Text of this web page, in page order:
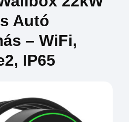
Autó
– WiFi,
IP65